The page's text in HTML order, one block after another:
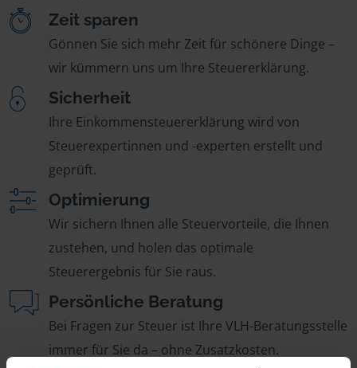
Zeit sparen
Gönnen Sie sich mehr Zeit für schönere Dinge –
wir kümmern uns um Ihre Steuererklärung.
Sicherheit
Ihre Einkommensteuererklärung wird von
Steuerexpertinnen und -experten erstellt und
geprüft.
Optimierung
Wir sichern Ihnen alle Steuervorteile, die Ihnen
zustehen, und holen das optimale
Steuerergebnis für Sie raus.
Persönliche Beratung
Bei Fragen zur Steuer ist Ihre VLH-Beratungsstelle
immer für Sie da – ohne Zusatzkosten.